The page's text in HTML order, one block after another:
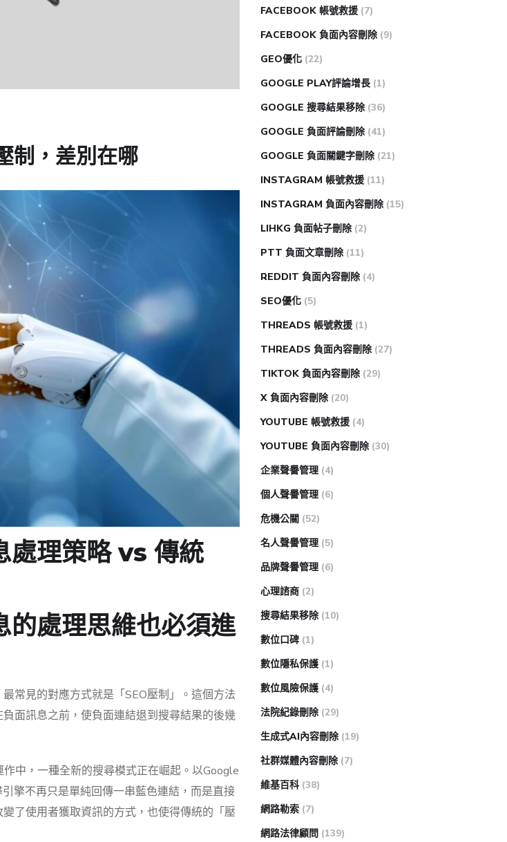
制，差別在哪
處理策略 vs 傳統
的處理思維也必須進
常見的對應方式就是「SEO壓制」。這個方法
面訊息之前，使負面連結退到搜尋結果的後幾
中，一種全新的搜尋模式正在崛起。以Google
擎不再只是單純回傳一串藍色連結，而是直接
了使用者獲取資訊的方式，也使得傳統的「壓
FACEBOOK 帳號救援 (7)
FACEBOOK 負面內容刪除 (9)
GEO優化 (22)
GOOGLE PLAY評論增長 (1)
GOOGLE 搜尋結果移除 (36)
GOOGLE 負面評論刪除 (41)
GOOGLE 負面關鍵字刪除 (21)
INSTAGRAM 帳號救援 (11)
INSTAGRAM 負面內容刪除 (15)
LIHKG 負面帖子刪除 (2)
PTT 負面文章刪除 (11)
REDDIT 負面內容刪除 (4)
SEO優化 (5)
THREADS 帳號救援 (1)
THREADS 負面內容刪除 (27)
TIKTOK 負面內容刪除 (29)
X 負面內容刪除 (20)
YOUTUBE 帳號救援 (4)
YOUTUBE 負面內容刪除 (30)
企業聲譽管理 (4)
個人聲譽管理 (6)
危機公關 (52)
名人聲譽管理 (5)
品牌聲譽管理 (6)
心理諮商 (2)
搜尋結果移除 (10)
數位口碑 (1)
數位隱私保護 (1)
數位風險保護 (4)
法院紀錄刪除 (29)
生成式AI內容刪除 (19)
社群媒體內容刪除 (7)
維基百科 (38)
網路勒索 (7)
網路法律顧問 (139)